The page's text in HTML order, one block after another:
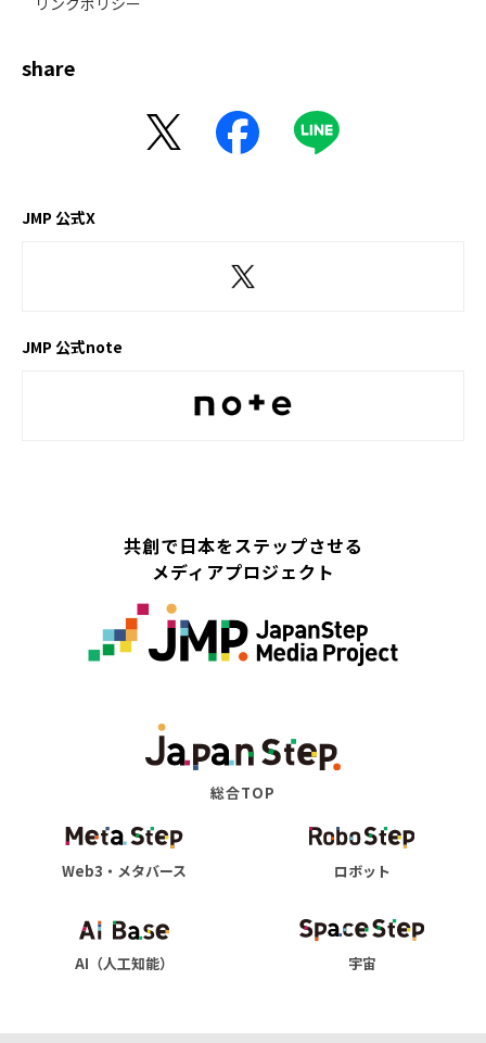
share
JMP 公式X
JMP 公式note
共創で日本をステップさせる
メディアプロジェクト
総合TOP
Web3・メタバース ロボット
AI（人工知能） 宇宙